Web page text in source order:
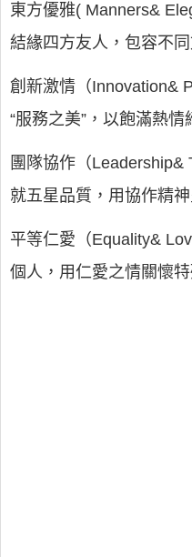
東方優雅( Manners&
結緣四方友人，包容不
創新激情（Innovation&
“服務之美”，以飽滿熱
團隊協作（Leadership&
就五星品質，用協作精
平等仁愛（Equality&
個人，用仁愛之情關懷